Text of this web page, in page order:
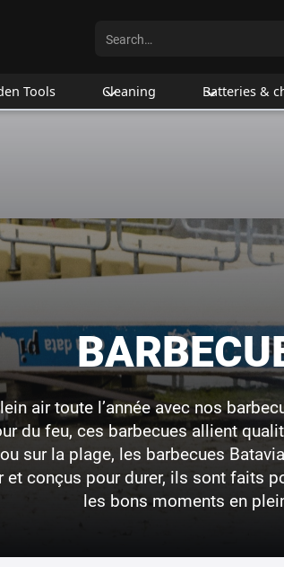
Tools Cleaning Batteries &
air toute l’année avec nos
du feu, ces barbecues allient
sur la plage, les barbecues
conçus pour durer, ils sont faits
les bons moments en